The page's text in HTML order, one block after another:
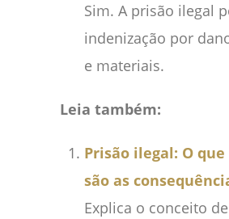
Sim. A prisão ilegal
indenização por
e materiais.
Leia também:
Prisão ilegal: O
são as
Explica o conceito